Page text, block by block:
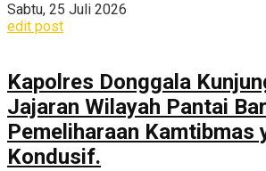
Sabtu, 25 Juli 2026
edit post
Kapolres Donggala
Jajaran Wilayah Pantai
Pemeliharaan Kamtibmas
Kondusif.